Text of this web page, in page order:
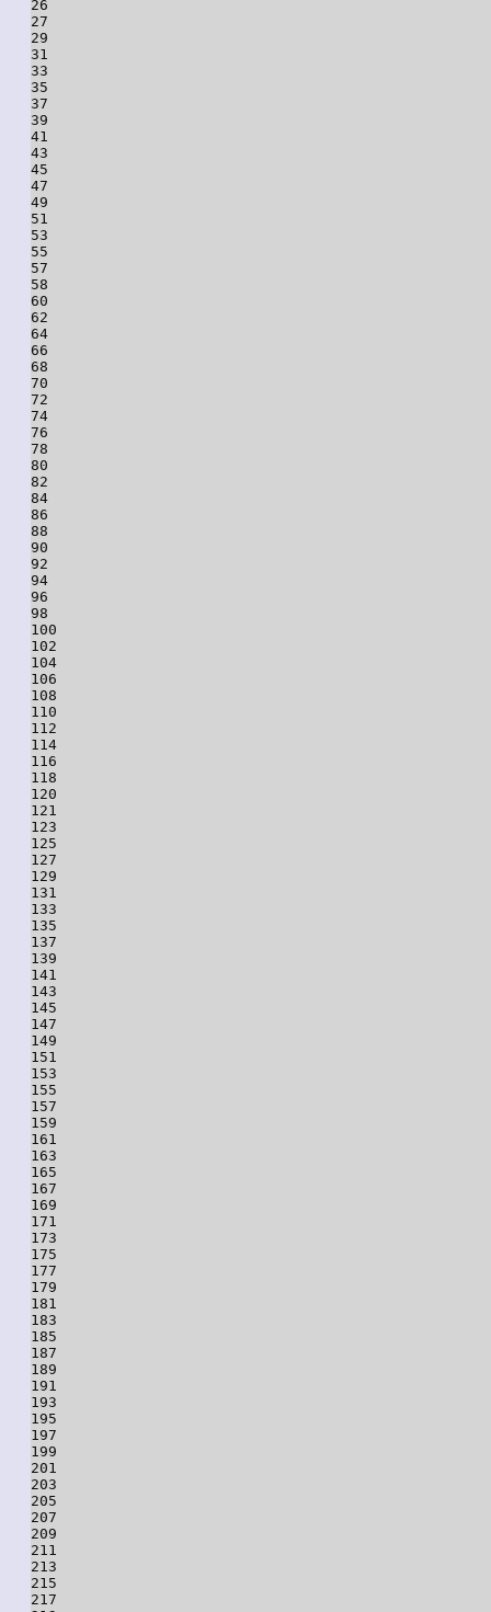
26
27
29
31
33
35
37
39
41
43
45
47
49
51
53
55
57
58
60
62
64
66
68
70
72
74
76
78
80
82
84
86
88
90
92
94
96
98
100
102
104
106
108
110
112
114
116
118
120
121
123
125
127
129
131
133
135
137
139
141
143
145
147
149
151
153
155
157
159
161
163
165
167
169
171
173
175
177
179
181
183
185
187
189
191
193
195
197
199
201
203
205
207
209
211
213
215
217